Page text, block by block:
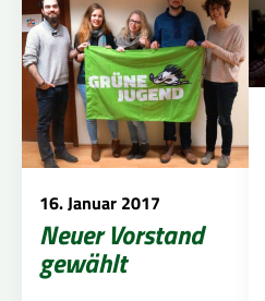
16. Januar 2017
Neuer Vorstand
gewählt